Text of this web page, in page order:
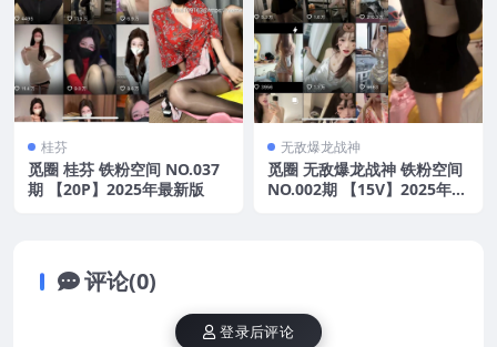
桂芬
觅圈 桂芬 铁粉空间 NO.037
期 【20P】2025年最新版
无敌爆龙战神
觅圈 无敌爆龙战神 铁粉空间
NO.002期 【15V】2025年最
评论(0)
登录后评论